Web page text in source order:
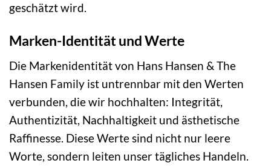
geschätzt wird.
Marken-Identität und Werte
Die Markenidentität von Hans Hansen & The
Hansen Family ist untrennbar mit den Werten
verbunden, die wir hochhalten: Integrität,
Authentizität, Nachhaltigkeit und ästhetische
Raffinesse. Diese Werte sind nicht nur leere
Worte, sondern leiten unser tägliches Handeln.